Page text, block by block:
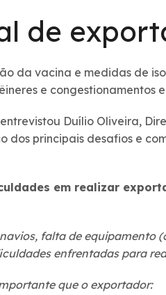
de
da vacina e medidas de
e congestionamentos
Duílio Oliveira,
dos principais desafios e
em realizar
falta de equipamento
enfrentadas para
que o exportador: